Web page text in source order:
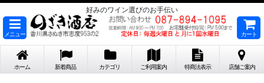
好みのワイン選びのお手伝い
メニュー カート
ホーム 新着商品 カテゴリ ご利用案内 特商法表示 店舗ご案内